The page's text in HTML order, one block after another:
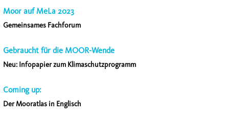
Moor auf MeLa 2023
Gemeinsames Fachforum
Gebraucht für die MOOR-Wende
Neu: Infopapier zum Klimaschutzprogramm
Coming up:
Der Mooratlas in Englisch